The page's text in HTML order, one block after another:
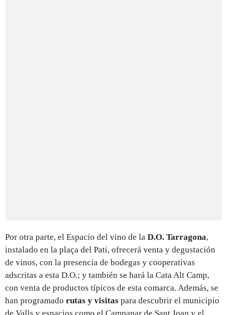
Por otra parte, el Espacio del vino de la D.O. Tarragona,
instalado en la plaça del Pati, ofrecerá venta y degustación
de vinos, con la presencia de bodegas y cooperativas
adscritas a esta D.O.; y también se hará la Cata Alt Camp,
con venta de productos típicos de esta comarca. Además, se
han programado rutas y visitas para descubrir el municipio